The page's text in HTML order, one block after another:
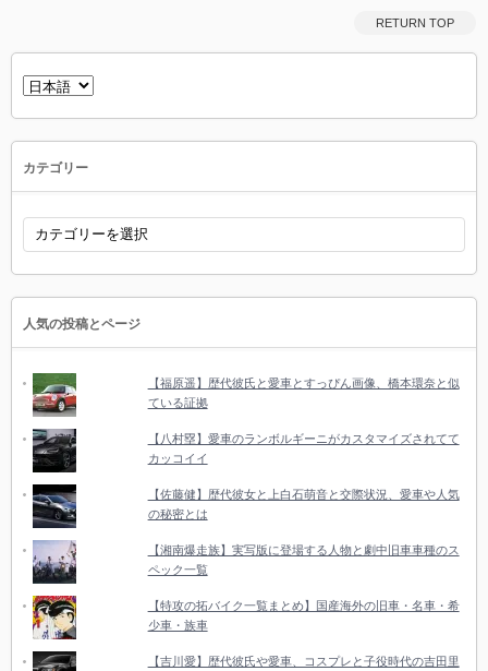
RETURN TOP
言
語
カテゴリー
カ
ゴ
リ
人気の投稿とページ
【福原遥】歴代彼氏と愛車とすっぴん画像、橋本環奈と似
ている証拠
【八村塁】愛車のランボルギーニがカスタマイズされてて
カッコイイ
【佐藤健】歴代彼女と上白石萌音と交際状況、愛車や人気
の秘密とは
【湘南爆走族】実写版に登場する人物と劇中旧車車種のス
ペック一覧
【特攻の拓バイク一覧まとめ】国産海外の旧車・名車・希
少車・族車
【吉川愛】歴代彼氏や愛車、コスプレと子役時代の吉田里